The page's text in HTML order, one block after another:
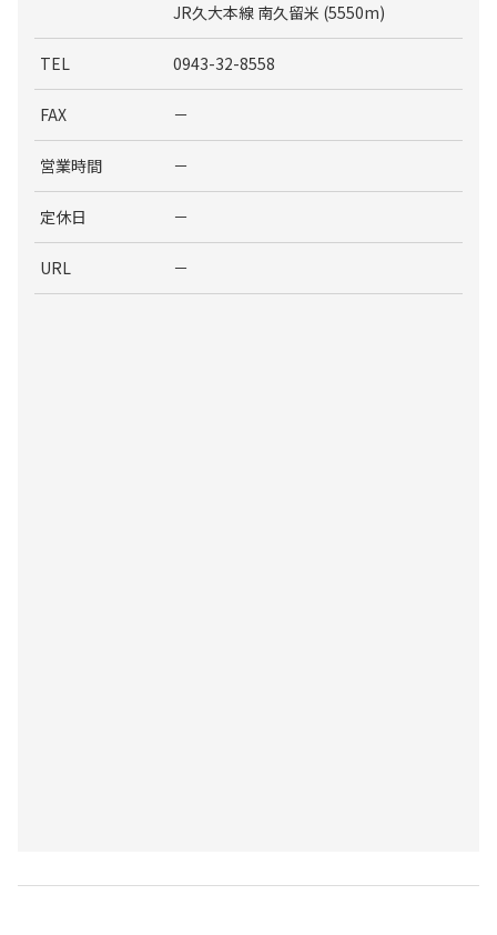
JR久大本線 南久留米 (5550m)
TEL 0943-32-8558
FAX －
営業時間 －
定休日 －
URL －